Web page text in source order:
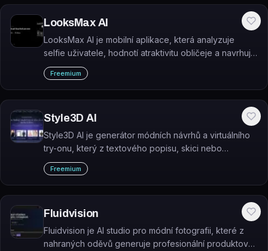
LooksMax AI
LooksMax AI je mobilní aplikace, která analyzuje
selfie uživatele, hodnotí atraktivitu obličeje a navrhuje
personalizované tipy pro zlepšení vzhledu.
Freemium
Style3D AI
Style3D AI je generátor módních návrhů a virtuálního
try-onu, který z textového popisu, skici nebo
fotografie produktu vytváří oděvní vizuály, modelové
fotky a e-commerce obsah.
Freemium
Fluidvision
Fluidvision je AI studio pro módní fotografii, které z
nahraných oděvů generuje profesionální produktové